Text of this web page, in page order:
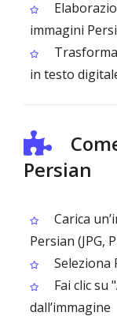
immagini
in testo
Persian
Carica
Persian (JPG,
Seleziona
Fai clic su
dall’immagine